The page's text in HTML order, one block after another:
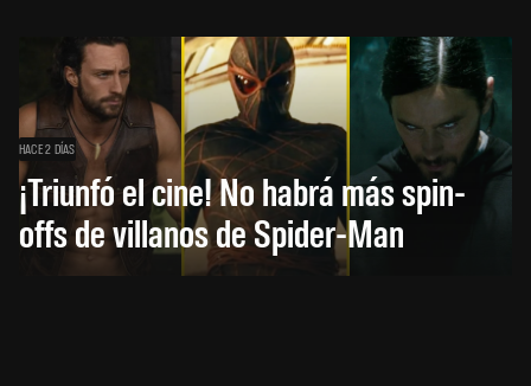
HACE 2 DÍAS
¡Triunfó el cine! No habrá más spin-
offs de villanos de Spider-Man